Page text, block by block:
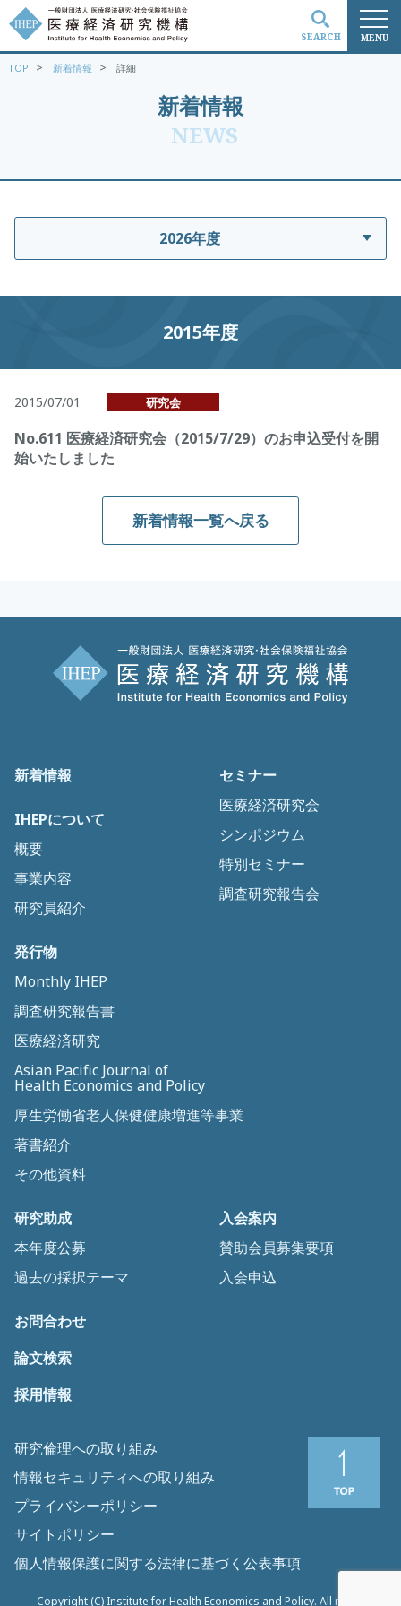
MENU
SEARCH
新着情報
NEWS
TOP > 新着情報 > 詳細
2026年度
2015年度
2015/07/01 研究会
No.611 医療経済研究会（2015/7/29）のお申込受付を開
始いたしました
新着情報一覧へ戻る
新着情報
IHEPについて
概要
事業内容
研究員紹介
セミナー
医療経済研究会
シンポジウム
特別セミナー
調査研究報告会
発行物
Monthly IHEP
調査研究報告書
医療経済研究
Asian Pacific Journal of
Health Economics and Policy
厚生労働省老人保健健康増進等事業
著書紹介
その他資料
研究助成
本年度公募
過去の採択テーマ
入会案内
賛助会員募集要項
入会申込
お問合わせ
論文検索
採用情報
研究倫理への取り組み
情報セキュリティへの取り組み
プライバシーポリシー
サイトポリシー
個人情報保護に関する法律に基づく公表事項
Copyright (C) Institute for Health Economics and Policy. All rights